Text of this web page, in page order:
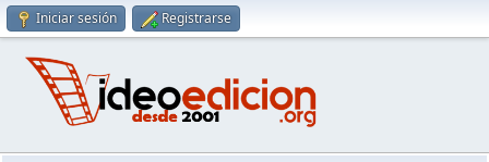
Iniciar sesión Registrarse